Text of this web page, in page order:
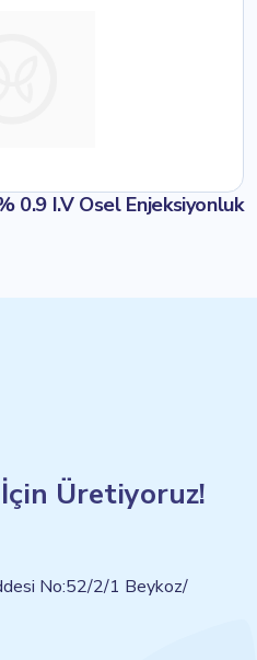
0.9 I.V Osel Enjeksiyonluk
Üretiyoruz!
No:52/2/1 Beykoz/